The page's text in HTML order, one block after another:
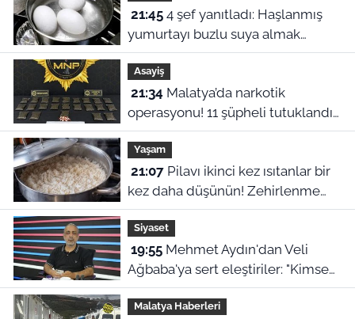
21:454 şef yanıtladı: Haşlanmış
yumurtayı buzlu suya almak
neden şart?
Asayiş
21:34
operasyonu! 11 şüpheli tutuklandı,
uyuşturucu stoku ele geçirildi
Yaşam
21:07Pilavı ikinci kez ısıtanlar bir
kez daha düşünün! Zehirlenme
riski var
Siyaset
19:55Mehmet Aydın'dan Veli
Ağbaba'ya sert eleştiriler: "Kimse
hukukun üzerinde değil"
Malatya Haberleri